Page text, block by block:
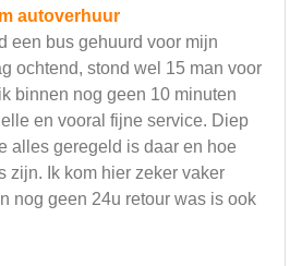
autoverhuur
een bus gehuurd voor mijn
ochtend, stond wel 15 man voor
binnen nog geen 10 minuten
en vooral fijne service. Diep
alles geregeld is daar en hoe
zijn. Ik kom hier zeker vaker
nog geen 24u retour was is ook